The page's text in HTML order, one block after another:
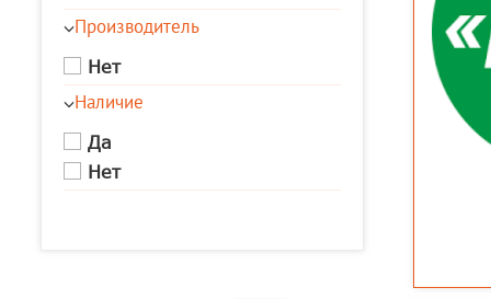
Производитель
Нет
Наличие
Да
Нет